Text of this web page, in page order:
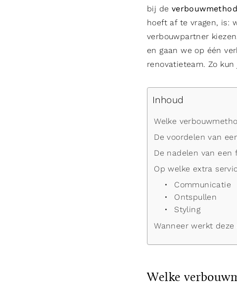
bij de
hoeft af te vragen, is:
verbouwpartner
en gaan we op één
renovatieteam. Zo
Inhoud
Welke
De voordelen van
De nadelen van een
Op welke extra
Communicatie
Ontspullen
Styling
Wanneer werkt deze
Welke